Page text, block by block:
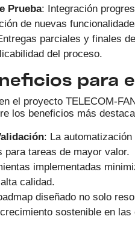
Prueba: Integración
de nuevas
parciales y finales
del proceso.
para
el proyecto TELECOM-
los beneficios más
: La
tareas de mayor valor.
implementadas
calidad.
diseñado no solo
sostenible en las